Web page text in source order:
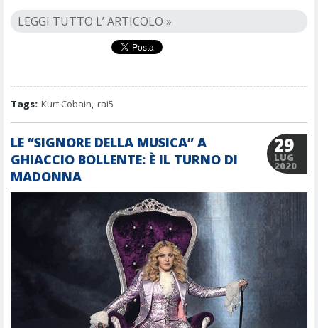
LEGGI TUTTO L’ ARTICOLO »
Tags: Kurt Cobain, rai5
LE “SIGNORE DELLA MUSICA” A
GHIACCIO BOLLENTE: È IL TURNO DI
MADONNA
29
LUG
2020